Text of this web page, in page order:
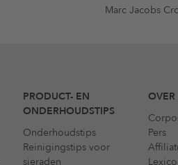
Marc Jacobs
PRODUCT- EN
ONDERHOUDSTIPS
Onderhoudstips
Reinigingstips voor
sieraden
OVER
Pers